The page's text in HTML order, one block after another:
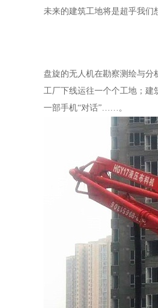
未来的建筑工地将是超乎我们
盘旋的无人机在勘察测绘与
工厂下线运往一个个工地；建
一部手机“对话”……。